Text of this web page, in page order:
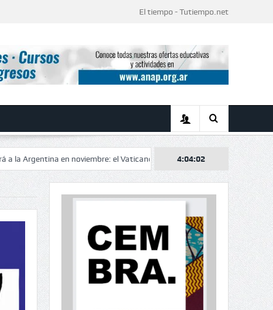
El tiempo - Tutiempo.net
en noviembre: el Vaticano confirmó el itinerario de una histórica visita
4:04:03